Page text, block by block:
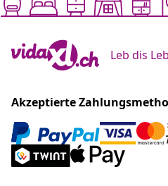
Leb dis
Akzeptierte